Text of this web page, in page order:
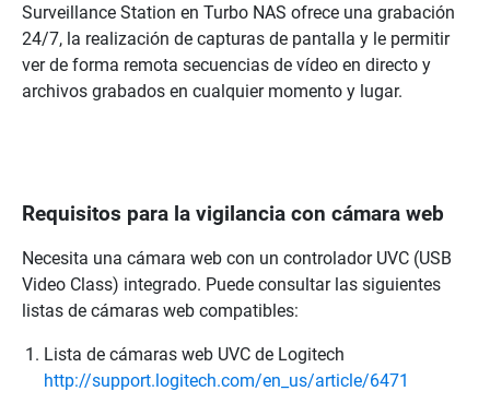
Surveillance Station en Turbo NAS ofrece una grabación
24/7, la realización de capturas de pantalla y le permitir
ver de forma remota secuencias de vídeo en directo y
archivos grabados en cualquier momento y lugar.
Requisitos para la vigilancia con cámara web
Necesita una cámara web con un controlador UVC (USB
Video Class) integrado. Puede consultar las siguientes
listas de cámaras web compatibles:
Lista de cámaras web UVC de Logitech
http://support.logitech.com/en_us/article/6471